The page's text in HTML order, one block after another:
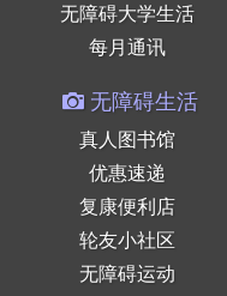
无障碍大学生活
每月通讯
无障碍生活
真人图书馆
优惠速递
复康便利店
轮友小社区
无障碍运动